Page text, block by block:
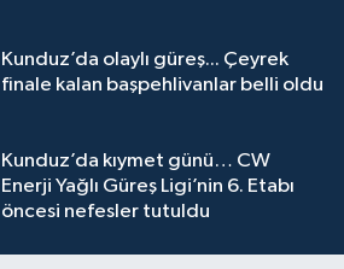
Kunduz’da olaylı güreş... Çeyrek
finale kalan başpehlivanlar belli oldu
Kunduz’da kıymet günü… CW
Enerji Yağlı Güreş Ligi’nin 6. Etabı
öncesi nefesler tutuldu